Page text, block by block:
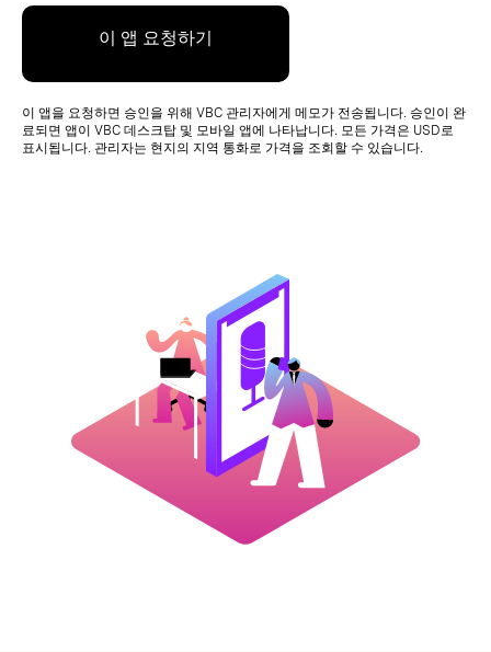
이 앱 요청하기
이 앱을 요청하면 승인을 위해 VBC 관리자에게 메모가 전송됩니다. 승인이 완
료되면 앱이 VBC 데스크탑 및 모바일 앱에 나타납니다. 모든 가격은 USD로
표시됩니다. 관리자는 현지의 지역 통화로 가격을 조회할 수 있습니다.